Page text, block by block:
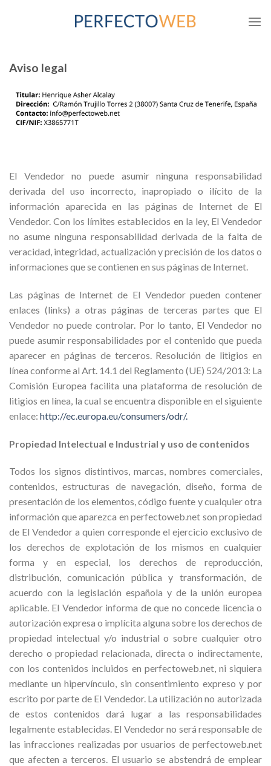
Aviso legal
El Vendedor no puede asumir ninguna responsabilidad
derivada del uso incorrecto, inapropiado o ilícito de la
información aparecida en las páginas de Internet de El
Vendedor. Con los límites establecidos en la ley, El Vendedor
no asume ninguna responsabilidad derivada de la falta de
veracidad, integridad, actualización y precisión de los datos o
informaciones que se contienen en sus páginas de Internet.
Las páginas de Internet de El Vendedor pueden contener
enlaces (links) a otras páginas de terceras partes que El
Vendedor no puede controlar. Por lo tanto, El Vendedor no
puede asumir responsabilidades por el contenido que pueda
aparecer en páginas de terceros. Resolución de litigios en
línea conforme al Art. 14.1 del Reglamento (UE) 524/2013: La
Comisión Europea facilita una plataforma de resolución de
litigios en línea, la cual se encuentra disponible en el siguiente
enlace: http://ec.europa.eu/consumers/odr/.
Propiedad Intelectual e Industrial y uso de contenidos
Todos los signos distintivos, marcas, nombres comerciales,
contenidos, estructuras de navegación, diseño, forma de
presentación de los elementos, código fuente y cualquier otra
información que aparezca en perfectoweb.net son propiedad
de El Vendedor a quien corresponde el ejercicio exclusivo de
los derechos de explotación de los mismos en cualquier
forma y en especial, los derechos de reproducción,
distribución, comunicación pública y transformación, de
acuerdo con la legislación española y de la unión europea
aplicable. El Vendedor informa de que no concede licencia o
autorización expresa o implícita alguna sobre los derechos de
propiedad intelectual y/o industrial o sobre cualquier otro
derecho o propiedad relacionada, directa o indirectamente,
con los contenidos incluidos en perfectoweb.net, ni siquiera
mediante un hipervínculo, sin consentimiento expreso y por
escrito por parte de El Vendedor. La utilización no autorizada
de estos contenidos dará lugar a las responsabilidades
legalmente establecidas. El Vendedor no será responsable de
las infracciones realizadas por usuarios de perfectoweb.net
que afecten a terceros. El usuario se abstendrá de emplear